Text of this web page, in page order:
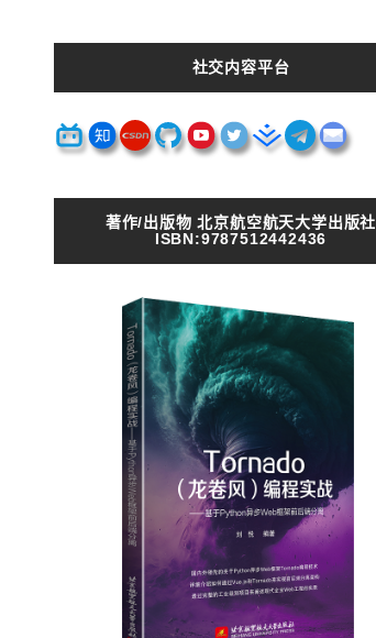
社交内容平台
著作/出版物 北京航空航天大学出版社
ISBN:9787512442436